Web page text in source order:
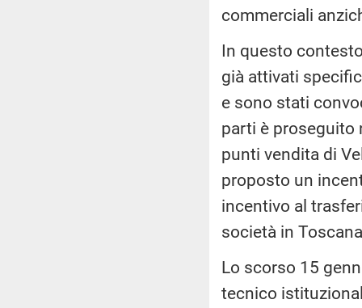
commerciali
In questo
già attivati
e sono stati
parti è proseguito
punti vendita di
proposto un
incentivo al
società in
Lo scorso 15
tecnico